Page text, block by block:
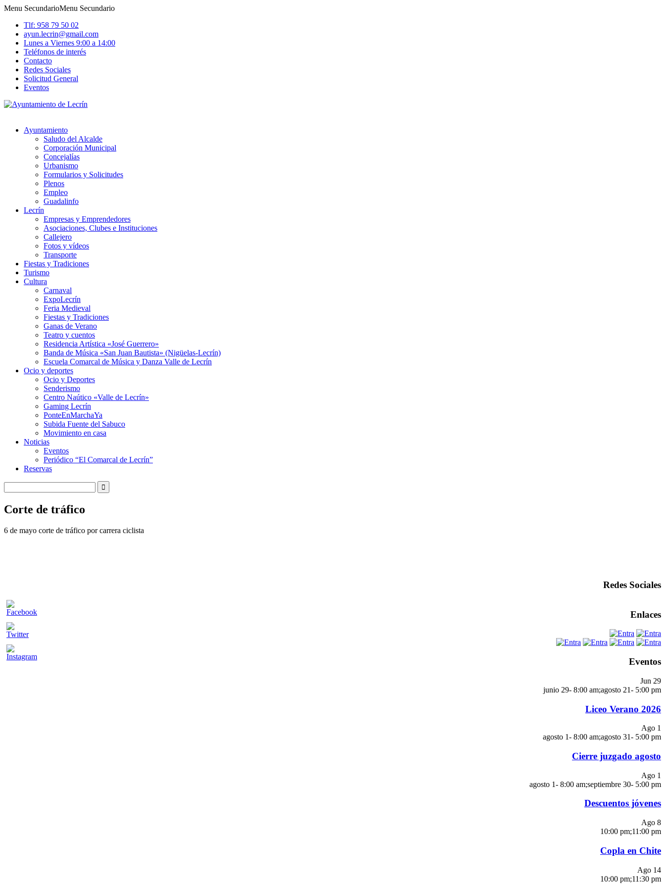
Menu SecundarioMenu Secundario
Tlf: 958 79 50 02
ayun.lecrin@gmail.com
Lunes a Viernes 9:00 a 14:00
Teléfonos de interés
Contacto
Redes Sociales
Solicitud General
Eventos
Ayuntamiento
Saludo del Alcalde
Corporación Municipal
Concejalías
Urbanismo
Formularios y Solicitudes
Plenos
Empleo
Guadalinfo
Lecrín
Empresas y Emprendedores
Asociaciones, Clubes e Instituciones
Callejero
Fotos y vídeos
Transporte
Fiestas y Tradiciones
Turismo
Cultura
Carnaval
ExpoLecrín
Feria Medieval
Fiestas y Tradiciones
Ganas de Verano
Teatro y cuentos
Residencia Artística «José Guerrero»
Banda de Música «San Juan Bautista» (Nigüelas-Lecrín)
Escuela Comarcal de Música y Danza Valle de Lecrín
Ocio y deportes
Ocio y Deportes
Senderismo
Centro Naútico «Valle de Lecrín»
Gaming Lecrín
PonteEnMarchaYa
Subida Fuente del Sabuco
Movimiento en casa
Noticias
Eventos
Periódico “El Comarcal de Lecrín”
Reservas
Corte de tráfico
6 de mayo corte de tráfico por carrera ciclista
Redes Sociales
Enlaces
Eventos
Jun 29
junio 29- 8:00 am;agosto 21- 5:00 pm
Liceo Verano 2026
Ago 1
agosto 1- 8:00 am;agosto 31- 5:00 pm
Cierre juzgado agosto
Ago 1
agosto 1- 8:00 am;septiembre 30- 5:00 pm
Descuentos jóvenes
Ago 8
10:00 pm;11:00 pm
Copla en Chite
Ago 14
10:00 pm;11:30 pm